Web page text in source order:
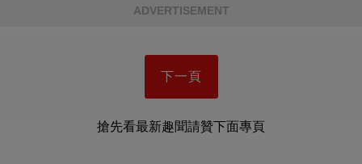
ADVERTISEMENT
下一頁
搶先看最新趣聞請贊下面專頁